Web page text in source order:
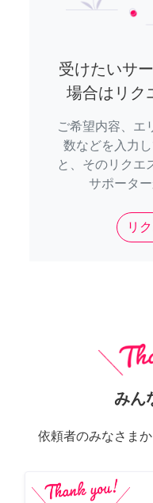
受けたいサ
場合はリク
ご希望内容、エ
数などを入力
と、そのリクエ
サポータ
リ
みん
依頼者のみなさま